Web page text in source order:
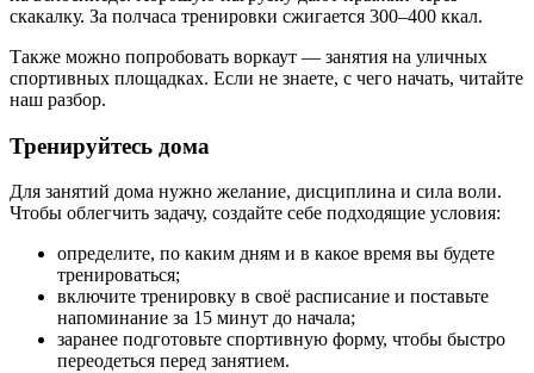
скакалку. За полчаса тренировки сжигается 300–400 ккал.
Также можно попробовать воркаут — занятия на уличных
спортивных площадках. Если не знаете, с чего начать, читайте
наш разбор.
Тренируйтесь дома
Для занятий дома нужно желание, дисциплина и сила воли.
Чтобы облегчить задачу, создайте себе подходящие условия:
определите, по каким дням и в какое время вы будете
тренироваться;
включите тренировку в своё расписание и поставьте
напоминание за 15 минут до начала;
заранее подготовьте спортивную форму, чтобы быстро
переодеться перед занятием.